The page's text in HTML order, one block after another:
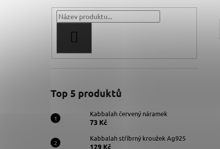
Top 5 produktů
Kabbalah červený náramek
73 Kč
Kabbalah stříbrný kroužek Ag925
129 Kč